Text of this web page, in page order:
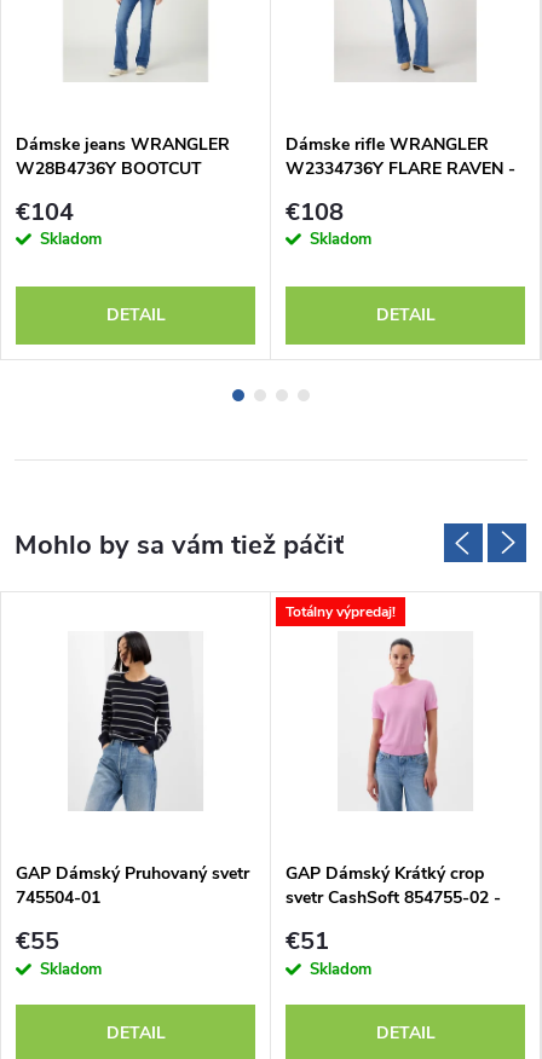
Dámske jeans WRANGLER
W28B4736Y BOOTCUT
€104
Skladom
DETAIL
Dámske rifle WRANGLER
W2334736Y FLARE RAVEN -
€108
Skladom
DETAIL
GAP Dámský Pruhovaný svetr
745504-01
€55
Skladom
DETAIL
Totálny výpredaj!
GAP Dámský Krátký crop
svetr CashSoft 854755-02 -
€51
Skladom
DETAIL